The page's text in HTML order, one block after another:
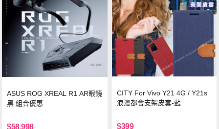
ASUS ROG XREAL R1 AR眼鏡
黑 組合優惠
$58,998
CITY For Vivo Y21 4G / Y21s
浪漫都會支架皮套-藍
$399